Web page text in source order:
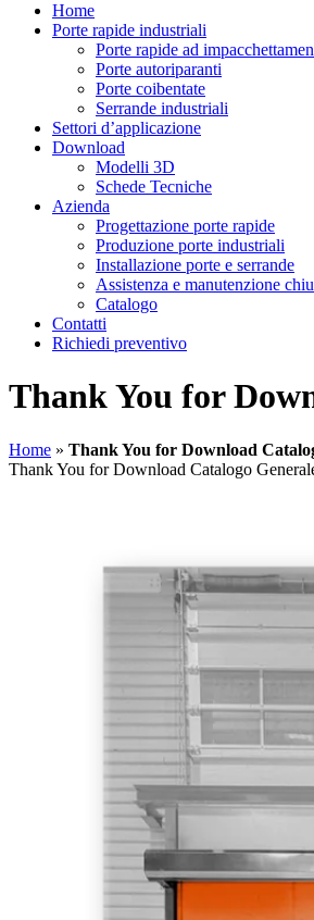
Home
Porte rapide industriali
Porte rapide ad
Porte autoriparanti
Porte coibentate
Serrande industriali
Settori d’applicazione
Download
Modelli 3D
Schede Tecniche
Azienda
Progettazione porte rapide
Produzione porte industriali
Installazione porte e serrande
Assistenza e manutenzione
Catalogo
Contatti
Richiedi preventivo
Thank You for
Home » Thank You for Download
Thank You for Download Catalogo